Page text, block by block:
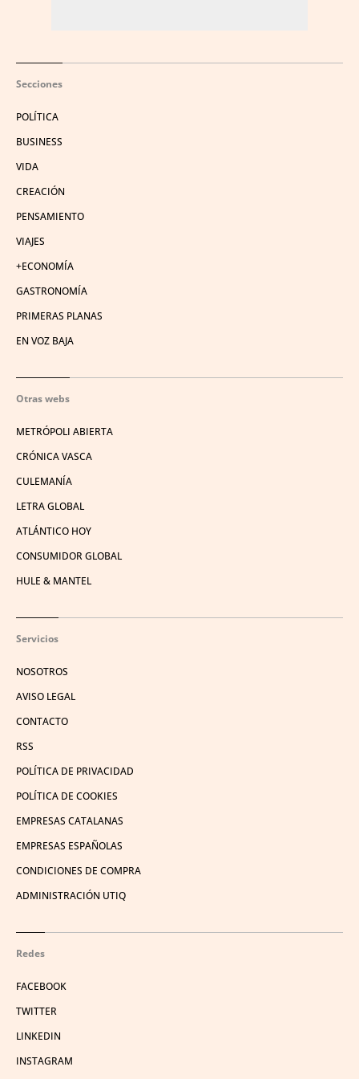
Secciones
POLÍTICA
BUSINESS
VIDA
CREACIÓN
PENSAMIENTO
VIAJES
+ECONOMÍA
GASTRONOMÍA
PRIMERAS PLANAS
EN VOZ BAJA
Otras webs
METRÓPOLI ABIERTA
CRÓNICA VASCA
CULEMANÍA
LETRA GLOBAL
ATLÁNTICO HOY
CONSUMIDOR GLOBAL
HULE & MANTEL
Servicios
NOSOTROS
AVISO LEGAL
CONTACTO
RSS
POLÍTICA DE PRIVACIDAD
POLÍTICA DE COOKIES
EMPRESAS CATALANAS
EMPRESAS ESPAÑOLAS
CONDICIONES DE COMPRA
ADMINISTRACIÓN UTIQ
Redes
FACEBOOK
TWITTER
LINKEDIN
INSTAGRAM